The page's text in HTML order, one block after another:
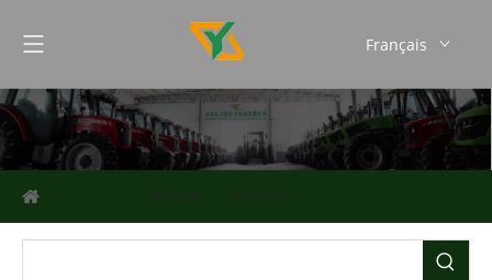
Français
Español
Português